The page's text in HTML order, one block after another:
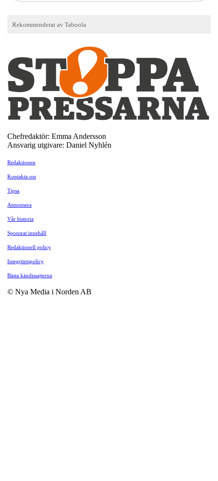
Chefredaktör: Emma Andersson
Ansvarig utgivare: Daniel Nyhlén
Redaktionen
Kontakta oss
Tipsa
Annonsera
Vår historia
Sponsrat innehåll
Redaktionell policy
Integritetspolicy
Bästa kändissajterna
© Nya Media i Norden AB